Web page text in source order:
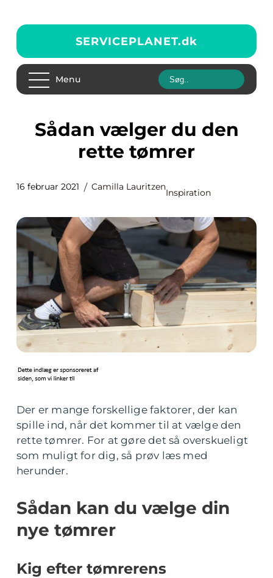
SERVICEPLANET.dk
Menu
Sådan vælger du den
rette tømrer
16 februar 2021 Camilla Lauritzen
Inspiration
Der er mange forskellige faktorer, der kan
spille ind, når det kommer til at vælge den
rette tømrer. For at gøre det så overskueligt
som muligt for dig, så prøv læs med
herunder.
Sådan kan du vælge din
nye tømrer
Kig efter tømrerens